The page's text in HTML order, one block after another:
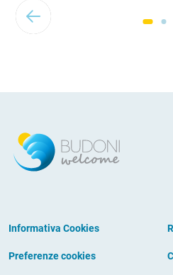
Informativa Cookies
Preferenze cookies